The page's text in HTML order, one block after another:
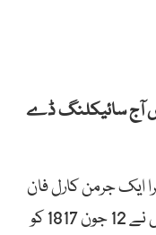
آج سائیکلنگ ڈے
ایکجرمنکارلفان
نے جون
کو